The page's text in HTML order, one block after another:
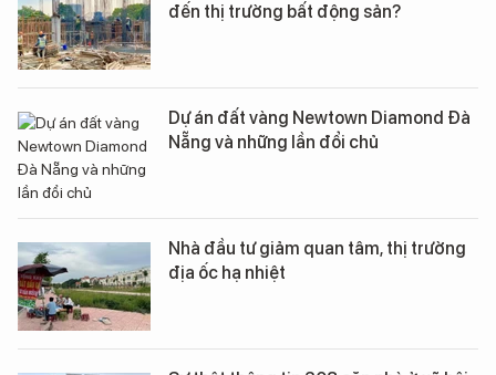
đến thị trường bất động sản?
Dự án đất vàng Newtown Diamond Đà
Nẵng và những lần đổi chủ
Nhà đầu tư giảm quan tâm, thị trường
địa ốc hạ nhiệt